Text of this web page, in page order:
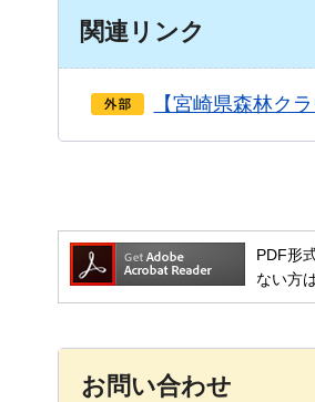
関連リンク
【宮崎県森林ク
PDF形
ない方
お問い合わせ